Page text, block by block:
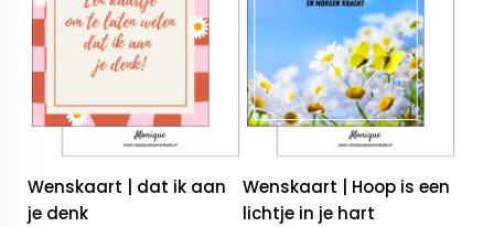
Wenskaart | dat ik aan
je denk
Wenskaart | Hoop is een
lichtje in je hart